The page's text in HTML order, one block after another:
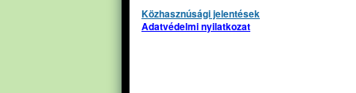
Közhasznúsági jelentések
Adatvédelmi nyilatkozat